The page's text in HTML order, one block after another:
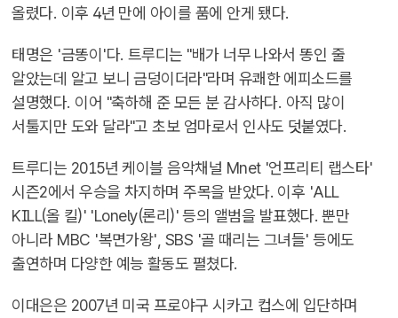
올렸다. 이후 4년 만에 아이를 품에 안게 됐다.
태명은 '금똥이'다. 트루디는 "배가 너무 나와서 똥인 줄
알았는데 알고 보니 금덩이더라"라며 유쾌한 에피소드를
설명했다. 이어 "축하해 준 모든 분 감사하다. 아직 많이
서툴지만 도와 달라"고 초보 엄마로서 인사도 덧붙였다.
트루디는 2015년 케이블 음악채널 Mnet '언프리티 랩스타'
시즌2에서 우승을 차지하며 주목을 받았다. 이후 'ALL
KILL(올 킬)' 'Lonely(론리)' 등의 앨범을 발표했다. 뿐만
아니라 MBC '복면가왕', SBS '골 때리는 그녀들' 등에도
출연하며 다양한 예능 활동도 펼쳤다.
이대은은 2007년 미국 프로야구 시카고 컵스에 입단하며